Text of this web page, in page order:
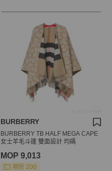
BURBERRY
BURBERRY TB HALF MEGA CAPE
女士羊毛斗篷 雙面設計 均碼
MOP 9,013
現折 200